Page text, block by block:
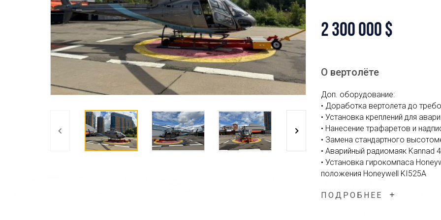
2 300 000 $
О вертолёте
Доп. оборудование:
• Доработка вертолета до
• Установка креплений для
• Нанесение трафаретов и
• Замена стандартного
• Аварийный радиомаяк Kannad
• Установка гирокомпаса
положения Honeywell KI525A
• Доработка РЛЭ
ПОДРОБНЕЕ